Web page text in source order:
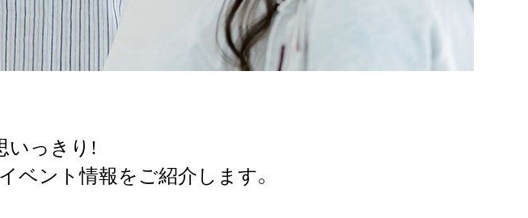
いっきり!
ベント情報をご紹介します。